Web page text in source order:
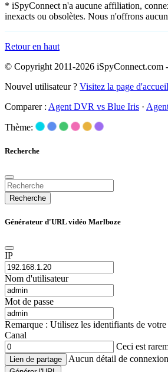
* iSpyConnect n'a aucune affiliation,
inexacts ou obsolètes. Nous n'offrons
Retour en haut
© Copyright 2011-2026 iSpyConnect.com -
Nouvel utilisateur ? Visitez la page d'accueil
Comparer : Agent DVR vs Blue Iris ·
Thème:
Recherche
Recherche
Générateur d'URL vidéo Marlboze
IP
Nom d'utilisateur
Mot de passe
Remarque : Utilisez les identifiants de
Canal
Ceci est
Lien de partage Aucun détail de